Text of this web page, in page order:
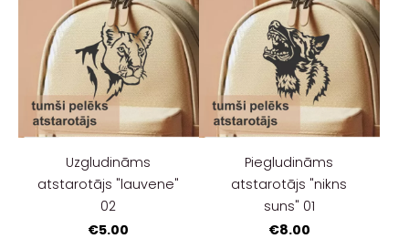
Uzgludināms
atstarotājs "lauvene"
02
€5.00
Piegludināms
atstarotājs "nikns
suns" 01
€8.00